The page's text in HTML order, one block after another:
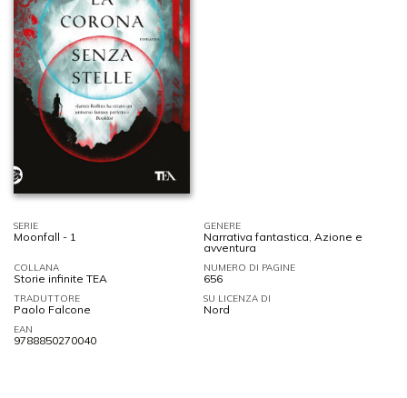
SERIE
Moonfall - 1
GENERE
Narrativa fantastica Azione e
avventura
COLLANA
Storie infinite TEA
NUMERO DI PAGINE
656
TRADUTTORE
Paolo Falcone
SU LICENZA DI
Nord
EAN
9788850270040